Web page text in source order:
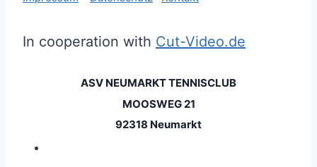
In cooperation with Cut-Video.de
ASV NEUMARKT TENNISCLUB
MOOSWEG 21
92318 Neumarkt